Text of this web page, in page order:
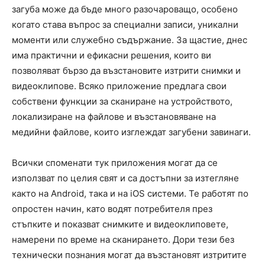
загуба може да бъде много разочароващо, особено
когато става въпрос за специални записи, уникални
моменти или служебно съдържание. За щастие, днес
има практични и ефикасни решения, които ви
позволяват бързо да възстановите изтрити снимки и
видеоклипове. Всяко приложение предлага свои
собствени функции за сканиране на устройството,
локализиране на файлове и възстановяване на
медийни файлове, които изглеждат загубени завинаги.
Всички споменати тук приложения могат да се
използват по целия свят и са достъпни за изтегляне
както на Android, така и на iOS системи. Те работят по
опростен начин, като водят потребителя през
стъпките и показват снимките и видеоклиповете,
намерени по време на сканирането. Дори тези без
технически познания могат да възстановят изтритите